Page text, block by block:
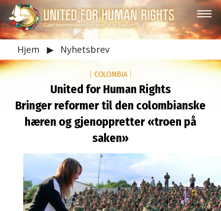
Hjem ▶ Nyhetsbrev
COLOMBIA
United for Human Rights
Bringer reformer til den colombianske
hæren og gjenoppretter «troen på
saken»